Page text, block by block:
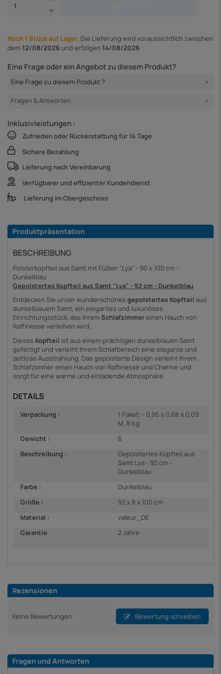
Noch 1 Stück auf Lager, Die Lieferung wird voraussichtlich zwischen
dem 12/08/2026 und erfolgen 14/08/2026
Eine Frage oder ein Angebot zu diesem Produkt?
Eine Frage zu diesem Produkt ?
Fragen & Antworten
Inklusivleistungen :
Zufrieden oder Rückerstattung für 14 Tage
Sichere Bezahlung
Lieferung nach Vereinbarung
Verfügbarer und effizienter Kundendienst
Lieferung im Obergeschoss
Produktpräsentation
BESCHREIBUNG
Polsterkopfteil aus Samt mit Füßen "Lya" - 90 x 100 cm -
Dunkelblau
Gepolstertes Kopfteil aus Samt "Lya" - 92 cm - Dunkelblau
Entdecken Sie unser wunderschönes gepolstertes Kopfteil aus
dunkelblauem Samt, ein elegantes und luxuriöses
Einrichtungsstück, das Ihrem Schlafzimmereinen Hauch von
Raffinesse verleihen wird.
Dieses Kopfteil ist aus einem prächtigen dunkelblauen Samt
gefertigt und verleiht Ihrem Schlafbereich eine elegante und
zeitlose Ausstrahlung. Das gepolsterte Design verleiht Ihrem
Schlafzimmer einen Hauch von Raffinesse und Charme und
sorgt für eine warme und einladende Atmosphäre.
DETAILS
Verpackung :
1 Paket: - 0,95 x 0,68 x 0,09
M, 8 Kg
Gewicht :
6
Beschreibung :
Gepolstertes Kopfteil aus
Samt Lya - 92 cm -
Dunkelblau
Farbe :
Dunkelblau
Größe :
92 x 8 x 100 cm
Material :
valeur_DE
Garantie
2 Jahre
Rezensionen
Keine Bewertungen Bewertung schreiben
Fragen und Antworten